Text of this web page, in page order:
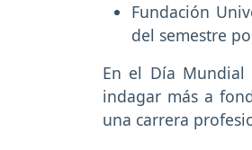
Fundación
del semestre
En el Día Mundial
indagar más a
una carrera